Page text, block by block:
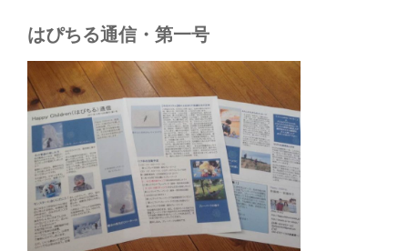
はぴちる通信・第一号